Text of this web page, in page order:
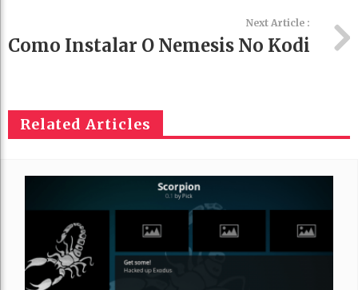
Next Article :
Como Instalar O Nemesis No Kodi
Related Articles